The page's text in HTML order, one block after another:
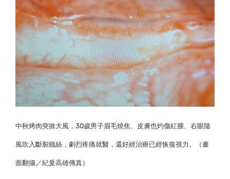
中秋烤肉突掀大風，30歲男子眉毛燒焦、皮膚也灼傷紅腫、右眼隨
風吹入斷裂鐵絲，劇烈疼痛就醫，還好經治療已經恢復視力。（畫
面翻攝／紀爰高雄傳真）